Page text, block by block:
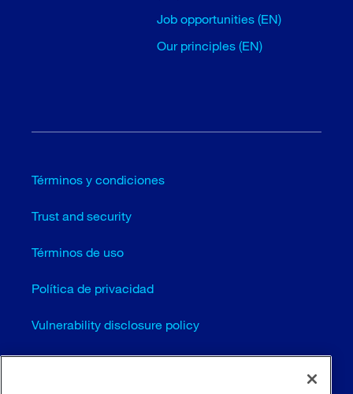
Job opportunities (EN)
Our principles (EN)
Términos y condiciones
Trust and security
Términos de uso
Política de privacidad
Vulnerability disclosure policy
Cookie settings (EN)